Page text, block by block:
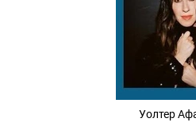
Уолтер